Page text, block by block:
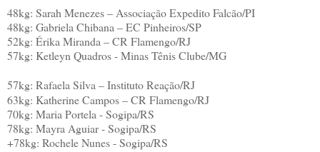
48kg: Sarah Menezes – Associação Expedito Falcão/PI
48kg: Gabriela Chibana – EC Pinheiros/SP
52kg: Érika Miranda – CR Flamengo/RJ
57kg: Ketleyn Quadros - Minas Tênis Clube/MG
57kg: Rafaela Silva – Instituto Reação/RJ
63kg: Katherine Campos – CR Flamengo/RJ
70kg: Maria Portela - Sogipa/RS
78kg: Mayra Aguiar - Sogipa/RS
+78kg: Rochele Nunes - Sogipa/RS